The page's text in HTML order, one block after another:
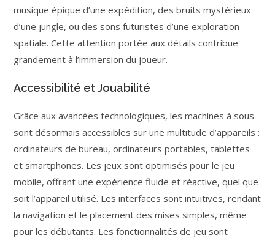
musique épique d’une expédition, des bruits mystérieux
d’une jungle, ou des sons futuristes d’une exploration
spatiale. Cette attention portée aux détails contribue
grandement à l’immersion du joueur.
Accessibilité et Jouabilité
Grâce aux avancées technologiques, les machines à sous
sont désormais accessibles sur une multitude d’appareils :
ordinateurs de bureau, ordinateurs portables, tablettes
et smartphones. Les jeux sont optimisés pour le jeu
mobile, offrant une expérience fluide et réactive, quel que
soit l’appareil utilisé. Les interfaces sont intuitives, rendant
la navigation et le placement des mises simples, même
pour les débutants. Les fonctionnalités de jeu sont